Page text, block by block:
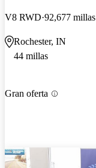
V8 RWD 92,677 millas
Rochester, IN
44 millas
Gran oferta